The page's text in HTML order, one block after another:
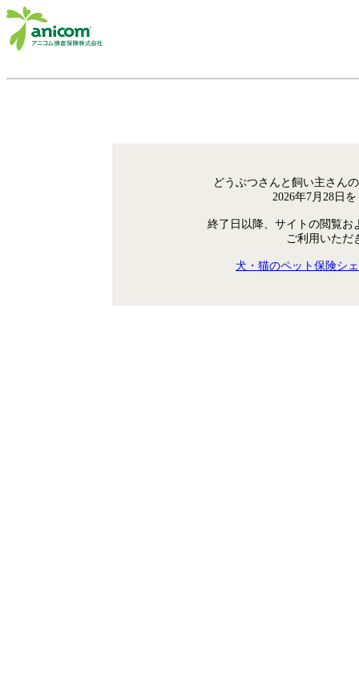
どうぶつさんと飼い主さん
2026年7月28日
終了日以降、サイトの閲覧お
ご利用いただ
犬・猫のペット保険シ